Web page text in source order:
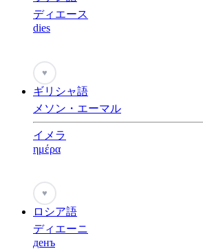
ディエース
dies
♥
ギリシャ語
メソン・エーマル
イメラ
ημέρα
♥
ロシア語
ディエーニ
денъ